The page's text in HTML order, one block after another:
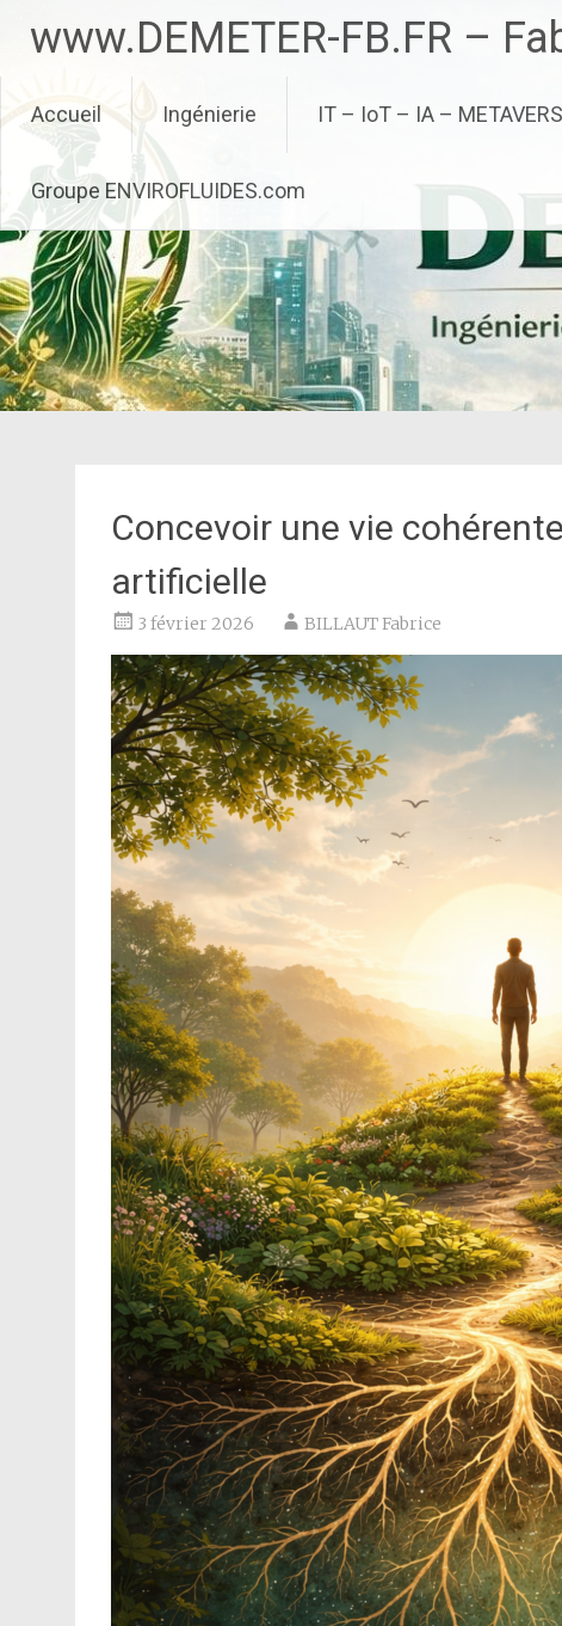
contenu
www.DEMETER-FB.FR –
Accueil Ingénierie IT – IoT – IA – METAVERS
Groupe ENVIROFLUIDES.com
Concevoir une vie
artificielle
3 février 2026 BILLAUT Fabrice